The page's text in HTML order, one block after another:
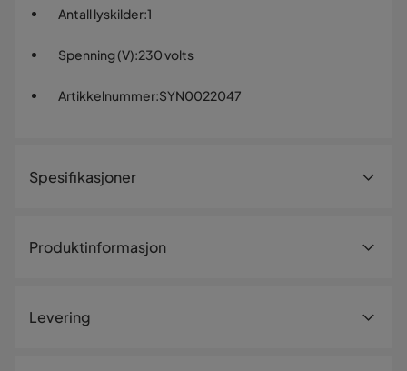
Antall lyskilder:1
Spenning (V):230 volts
Artikkelnummer:SYN0022047
Spesifikasjoner
Størrelse
Høyde
Produktinformasjon
Levering